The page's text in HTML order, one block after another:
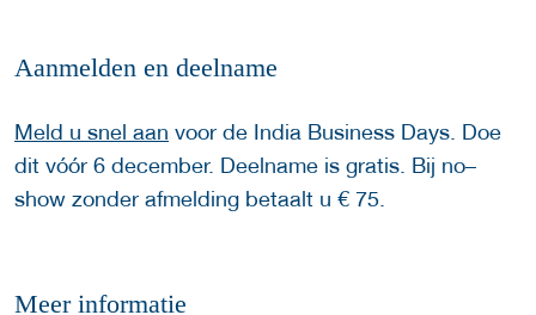
Aanmelden en deelname
Meld u snel aan voor de India Business Days. Doe
dit vóór 6 december. Deelname is gratis. Bij no–
show zonder afmelding betaalt u € 75.
Meer informatie